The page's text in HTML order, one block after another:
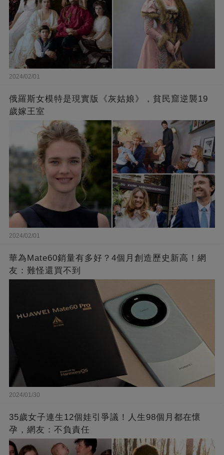
2024/02/01
俄羅斯女模特是現實版《灰姑娘》，貧民窟逆襲19
歲嫁王室
2024/02/01
華為Mate60銷量有多好？4個月創造歷史新高！網
友：難怪還買不到
2024/01/30
35歲女子連生12個娃引爭議！人生98個月都在懷
孕，網友：不負責任